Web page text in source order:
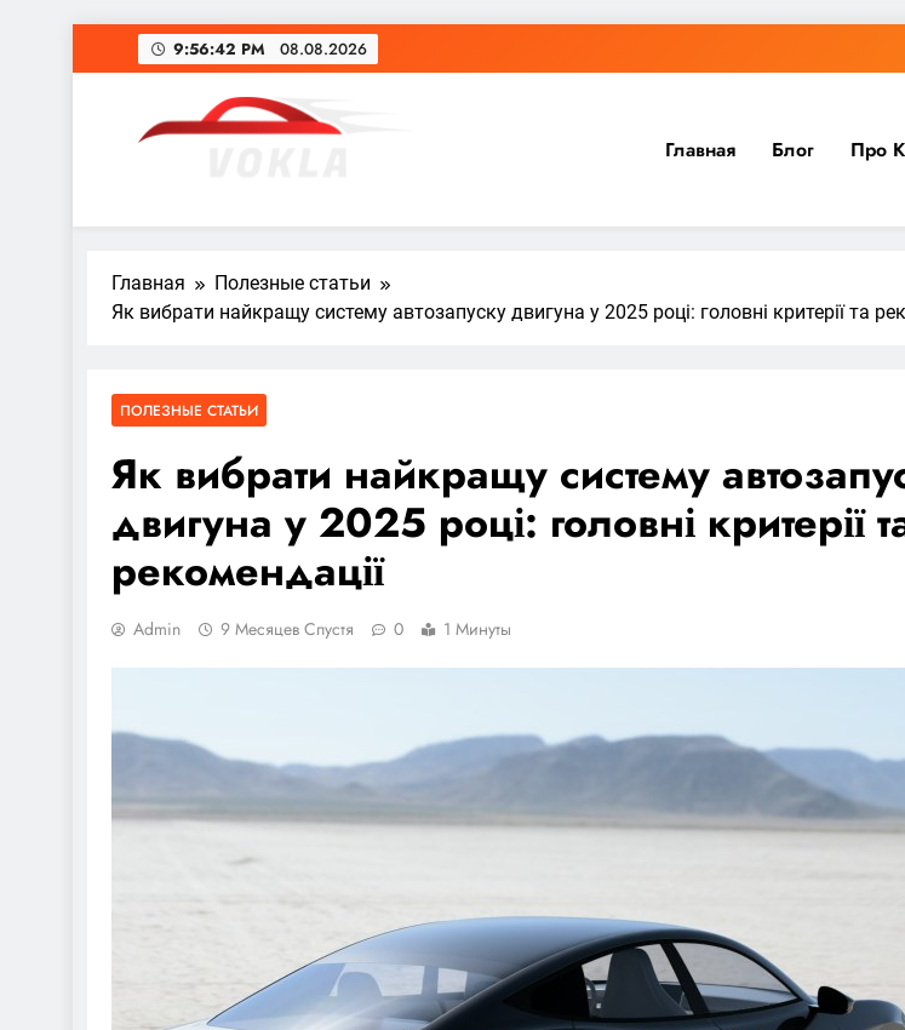
Перейти
9:56:44 PM 08.08.2026
vokla.vn.ua
Главная Блог Про
Главная
Полезные статьи
Як вибрати найкращу систему автозапуску двигуна у 2025 році: головні критерії та
ПОЛЕЗНЫЕ СТАТЬИ
Як вибрати найкращу систему
двигуна у 2025 році: головні критерії
рекомендації
Admin 9 Месяцев Спустя 0 1 Минуты